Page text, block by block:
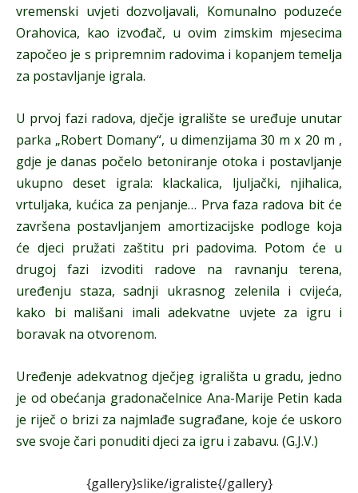
vremenski uvjeti dozvoljavali, Komunalno poduzeće
Orahovica, kao izvođač, u ovim zimskim mjesecima
započeo je s pripremnim radovima i kopanjem temelja
za postavljanje igrala.
U prvoj fazi radova, dječje igralište se uređuje unutar
parka „Robert Domany“, u dimenzijama 30 m x 20 m ,
gdje je danas počelo betoniranje otoka i postavljanje
ukupno deset igrala: klackalica, ljuljački, njihalica,
vrtuljaka, kućica za penjanje… Prva faza radova bit će
završena postavljanjem amortizacijske podloge koja
će djeci pružati zaštitu pri padovima. Potom će u
drugoj fazi izvoditi radove na ravnanju terena,
uređenju staza, sadnji ukrasnog zelenila i cvijeća,
kako bi mališani imali adekvatne uvjete za igru i
boravak na otvorenom.
Uređenje adekvatnog dječjeg igrališta u gradu, jedno
je od obećanja gradonačelnice Ana-Marije Petin kada
je riječ o brizi za najmlađe sugrađane, koje će uskoro
sve svoje čari ponuditi djeci za igru i zabavu. (G.J.V.)
{gallery}slike/igraliste{/gallery}